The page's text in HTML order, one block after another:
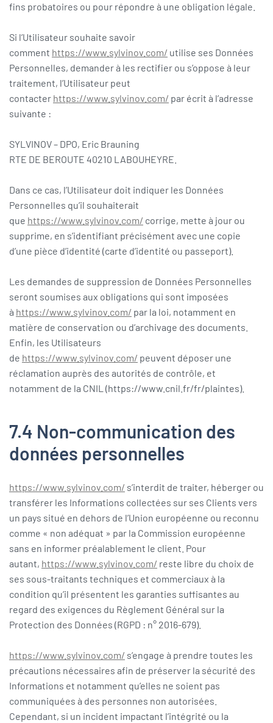
fins probatoires ou pour répondre à une obligation légale.
Si l’Utilisateur souhaite savoir
comment https://www.sylvinov.com/ utilise ses Données
Personnelles, demander à les rectifier ou s’oppose à leur
traitement, l’Utilisateur peut
contacter https://www.sylvinov.com/ par écrit à l’adresse
suivante :
SYLVINOV – DPO, Eric Brauning
RTE DE BEROUTE 40210 LABOUHEYRE.
Dans ce cas, l’Utilisateur doit indiquer les Données
Personnelles qu’il souhaiterait
que https://www.sylvinov.com/ corrige, mette à jour ou
supprime, en s’identifiant précisément avec une copie
d’une pièce d’identité (carte d’identité ou passeport).
Les demandes de suppression de Données Personnelles
seront soumises aux obligations qui sont imposées
à https://www.sylvinov.com/ par la loi, notamment en
matière de conservation ou d’archivage des documents.
Enfin, les Utilisateurs
de https://www.sylvinov.com/ peuvent déposer une
réclamation auprès des autorités de contrôle, et
notamment de la CNIL (https://www.cnil.fr/fr/plaintes).
7.4 Non-communication des
données personnelles
https://www.sylvinov.com/ s’interdit de traiter, héberger ou
transférer les Informations collectées sur ses Clients vers
un pays situé en dehors de l’Union européenne ou reconnu
comme « non adéquat » par la Commission européenne
sans en informer préalablement le client. Pour
autant, https://www.sylvinov.com/ reste libre du choix de
ses sous-traitants techniques et commerciaux à la
condition qu’il présentent les garanties suffisantes au
regard des exigences du Règlement Général sur la
Protection des Données (RGPD : n° 2016-679).
https://www.sylvinov.com/ s’engage à prendre toutes les
précautions nécessaires afin de préserver la sécurité des
Informations et notamment qu’elles ne soient pas
communiquées à des personnes non autorisées.
Cependant, si un incident impactant l’intégrité ou la